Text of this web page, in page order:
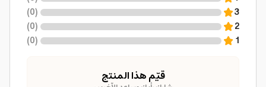
3
(
0
)
2
(
0
)
1
(
0
)
قيّم هذا المنتج